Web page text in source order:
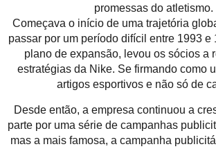
promessas do atletismo.
Começava o início de uma trajetória
passar por um período difícil entre 1993 e
plano de expansão, levou os sócios a
estratégias da Nike. Se firmando como
artigos esportivos e não só de
Desde então, a empresa continuou a
parte por uma série de campanhas
mas a mais famosa, a campanha